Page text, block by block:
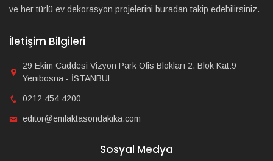
ve her türlü ev dekorasyon projelerini buradan takip edebilirsiniz.
İletişim Bilgileri
29 Ekim Caddesi Vizyon Park Ofis Blokları 2. Blok Kat:9
Yenibosna - İSTANBUL
0212 454 4200
editor@emlaktasondakika.com
Sosyal Medya